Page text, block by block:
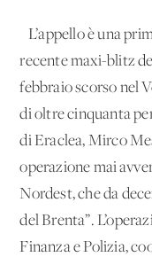
L’appello è una
recente maxi-blitz
febbraio scorso nel
di oltre cinquanta
di Eraclea, Mirco
operazione mai
Nordest, che da
del Brenta”.
Finanza e Polizia,